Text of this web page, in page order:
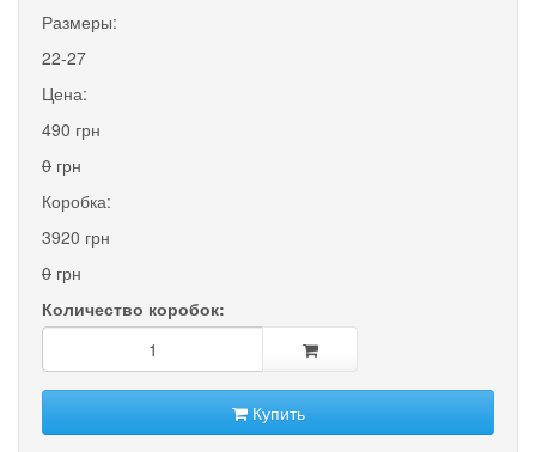
Размеры:
22-27
Цена:
490 грн
0 грн
Коробка:
3920 грн
0 грн
Количество коробок:
Купить